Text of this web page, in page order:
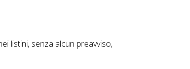
listini, senza alcun preavviso,